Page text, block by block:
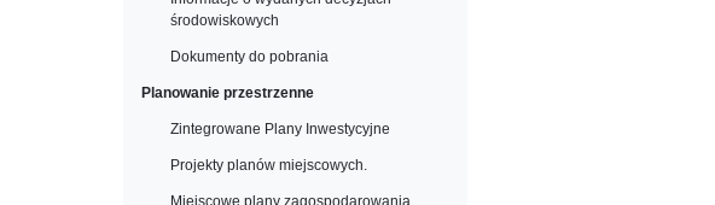
środowiskowych
Dokumenty do pobrania
Planowanie przestrzenne
Zintegrowane Plany Inwestycyjne
Projekty planów miejscowych.
Miejscowe plany zagospodarowania